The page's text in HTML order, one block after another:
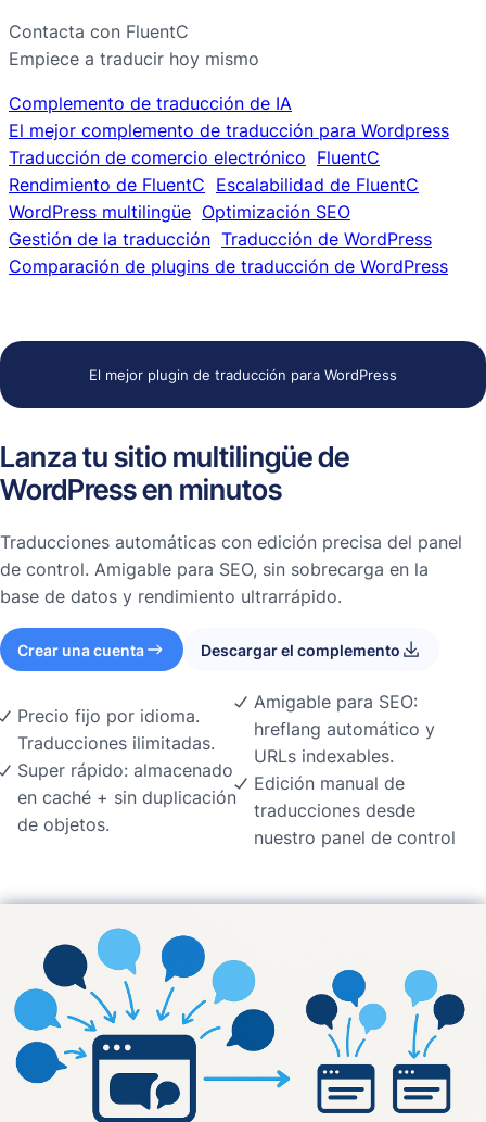
Contacta con FluentC
Empiece a traducir hoy mismo
Complemento de traducción de IA
El mejor complemento de traducción para Wordpress
Traducción de comercio electrónico FluentC
Rendimiento de FluentC Escalabilidad de FluentC
WordPress multilingüe Optimización SEO
Gestión de la traducción Traducción de WordPress
Comparación de plugins de traducción de WordPress
El mejor plugin de traducción para WordPress
Lanza tu sitio multilingüe de
WordPress en minutos
Traducciones automáticas con edición precisa del panel
de control. Amigable para SEO, sin sobrecarga en la
base de datos y rendimiento ultrarrápido.
Crear una cuenta Descargar el complemento
Precio fijo por idioma.
Traducciones ilimitadas.
Super rápido: almacenado
en caché + sin duplicación
de objetos.
Amigable para SEO:
hreflang automático y
URLs indexables.
Edición manual de
traducciones desde
nuestro panel de control